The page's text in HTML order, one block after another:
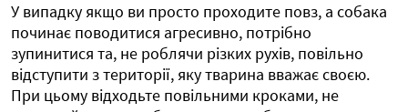
У випадку якщо ви просто проходите повз, а собака
починає поводитися агресивно, потрібно
зупинитися та, не роблячи різких рухів, повільно
відступити з території, яку тварина вважає своєю.
При цьому відходьте повільними кроками, не